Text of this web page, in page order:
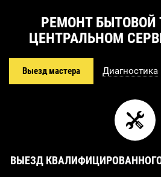
РЕМОНТ БЫТОВОЙ
ЦЕНТРАЛЬНОМ
Выезд мастера Диагностика
ВЫЕЗД КВАЛИФИЦИРОВАННОГО